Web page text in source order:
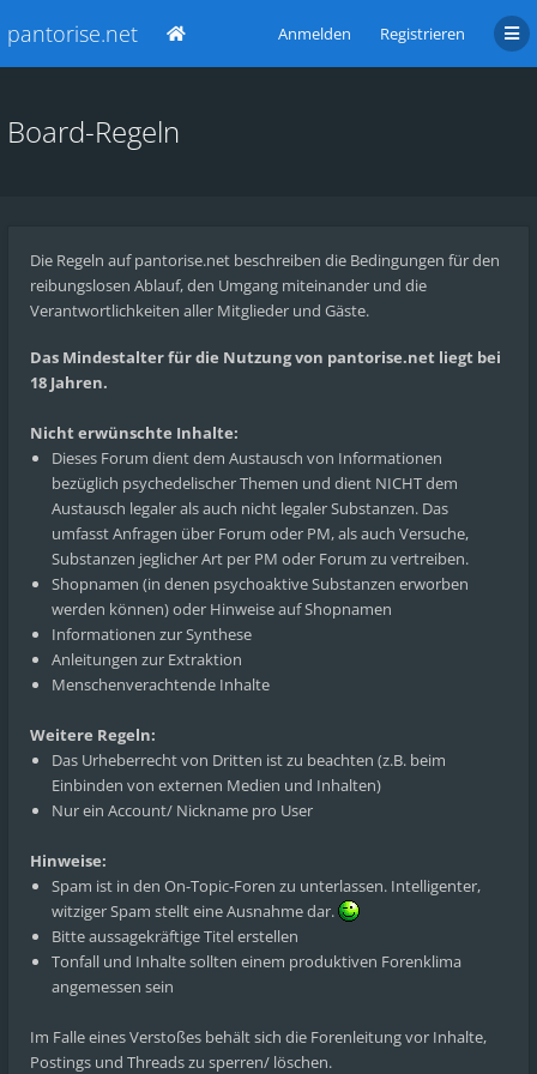
pantorise.net Anmelden Registrieren
Board-Regeln
Die Regeln auf pantorise.net beschreiben die Bedingungen für den
reibungslosen Ablauf, den Umgang miteinander und die
Verantwortlichkeiten aller Mitglieder und Gäste.
Das Mindestalter für die Nutzung von pantorise.net liegt bei
18 Jahren.
Nicht erwünschte Inhalte:
Dieses Forum dient dem Austausch von Informationen
bezüglich psychedelischer Themen und dient NICHT dem
Austausch legaler als auch nicht legaler Substanzen. Das
umfasst Anfragen über Forum oder PM, als auch Versuche,
Substanzen jeglicher Art per PM oder Forum zu vertreiben.
Shopnamen (in denen psychoaktive Substanzen erworben
werden können) oder Hinweise auf Shopnamen
Informationen zur Synthese
Anleitungen zur Extraktion
Menschenverachtende Inhalte
Weitere Regeln:
Das Urheberrecht von Dritten ist zu beachten (z.B. beim
Einbinden von externen Medien und Inhalten)
Nur ein Account/ Nickname pro User
Hinweise:
Spam ist in den On-Topic-Foren zu unterlassen. Intelligenter,
witziger Spam stellt eine Ausnahme dar.
Bitte aussagekräftige Titel erstellen
Tonfall und Inhalte sollten einem produktiven Forenklima
angemessen sein
Im Falle eines Verstoßes behält sich die Forenleitung vor Inhalte,
Postings und Threads zu sperren/ löschen.